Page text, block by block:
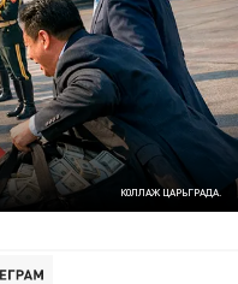
КОЛЛАЖ ЦАРЬГРАДА.